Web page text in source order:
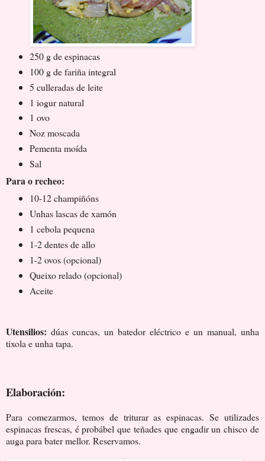
250 g de espinacas
100 g de fariña integral
5 culleradas de leite
1 iogur natural
1 ovo
Noz moscada
Pementa moída
Sal
Para o recheo:
10-12 champiñóns
Unhas lascas de xamón
1 cebola pequena
1-2 dentes de allo
1-2 ovos (opcional)
Queixo relado (opcional)
Aceite
Utensilios: dúas cuncas, un batedor eléctrico e un manual, unha
tixola e unha tapa.
Elaboración:
Para comezarmos, temos de triturar as espinacas. Se utilizades
espinacas frescas, é probábel que teñades que engadir un chisco de
auga para bater mellor. Reservamos.